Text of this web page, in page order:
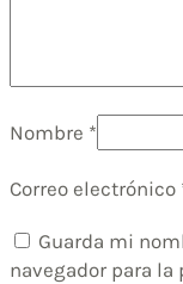
Nombre *
Correo electrónico
Guarda mi
navegador para la